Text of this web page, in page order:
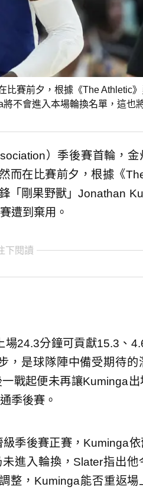
比賽前夕，根據《The Athletic
不會進入本場輪換名單，這也
）季後賽首輪，金
而在比賽前夕，根據《The
「剛果野獸」Jonathan
遭到棄用。
下閱讀
24.3分鐘可貢獻15.3、
，是球隊陣中備受期待的
戰起便未再讓Kuminga
季後賽。
季後賽正賽，Kuminga
進入輪換，Slater指出他
整，Kuminga能否重返場